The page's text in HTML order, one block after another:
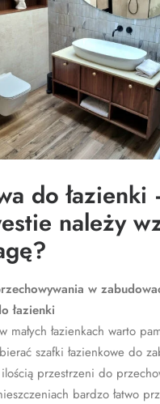
do łazienki
należy
w
łazienki
małych łazienkach warto
szafki łazienkowe do
przestrzeni do
bardzo łatwo